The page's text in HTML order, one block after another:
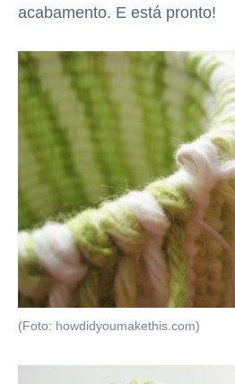
acabamento. E está pronto!
(Foto: howdidyoumakethis.com)